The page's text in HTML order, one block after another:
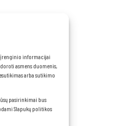
įrenginio informacijai
asmens duomenis,
arba sutikimo
pasirinkimai bus
Slapukų politikos